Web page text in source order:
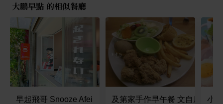
大鵬早點 的相似餐廳
早起飛哥 Snooze Afei 及第家手作早午餐 文自店 小